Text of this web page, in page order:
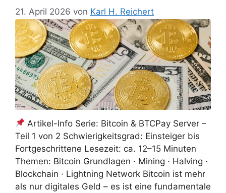
21. April 2026 von Karl H. Reichert
Artikel-Info Serie: Bitcoin & BTCPay Server –
Teil 1 von 2 Schwierigkeitsgrad: Einsteiger bis
Fortgeschrittene Lesezeit: ca. 12–15 Minuten
Themen: Bitcoin Grundlagen · Mining · Halving ·
Blockchain · Lightning Network Bitcoin ist mehr
als nur digitales Geld – es ist eine fundamentale